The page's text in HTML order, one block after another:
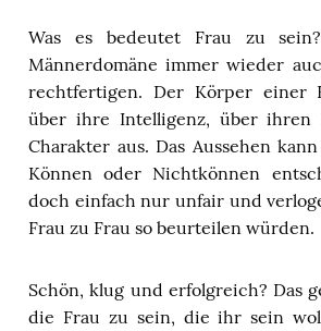
Was es bedeutet Frau zu
Männerdomäne immer wieder
rechtfertigen. Der Körper einer
über ihre Intelligenz, über
Charakter aus. Das Aussehen
Können oder Nichtkönnen
doch einfach nur unfair und
Frau zu Frau so beurteilen würden.
Schön, klug und erfolgreich? Das
die Frau zu sein, die ihr sein